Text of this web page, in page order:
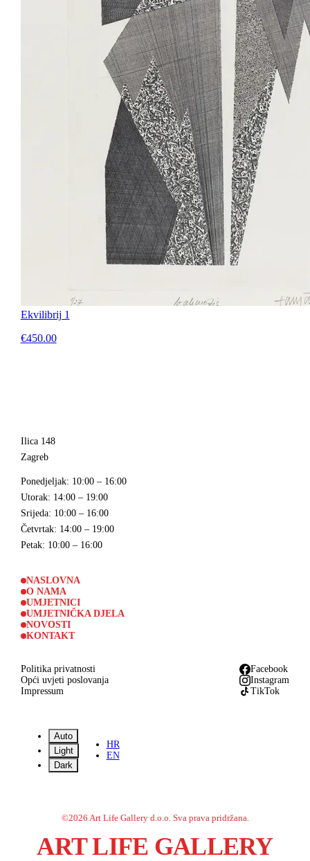
Ekvilibrij 1
€450.00
Ilica 148
Zagreb
Ponedjeljak: 10:00 – 16:00
Utorak: 14:00 – 19:00
Srijeda: 10:00 – 16:00
Četvrtak: 14:00 – 19:00
Petak: 10:00 – 16:00
NASLOVNA
O NAMA
UMJETNICI
UMJETNIČKA DJELA
NOVOSTI
KONTAKT
Politika privatnosti
Opći uvjeti poslovanja
Impressum
Facebook
Instagram
TikTok
Auto
Light
Dark
HR
EN
©2026 Art Life Gallery d.o.o. Sva prava pridržana.
ART LIFE GALLERY